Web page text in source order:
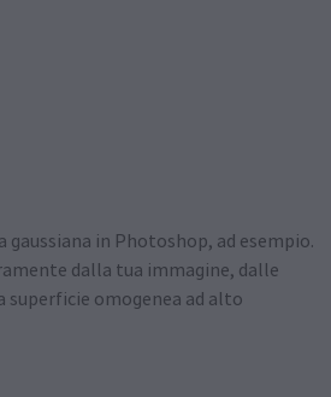
in Photoshop, ad esempio.
dalla tua immagine, dalle
superficie omogenea ad alto